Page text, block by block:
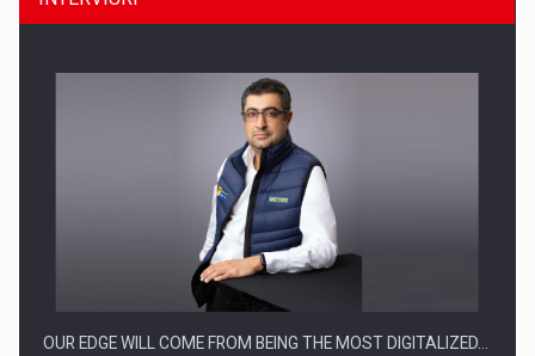
Producatorii si comerciantii care nu se supun noilor
OUR EDGE WILL COME FROM BEING THE MOST DIGITALIZED…